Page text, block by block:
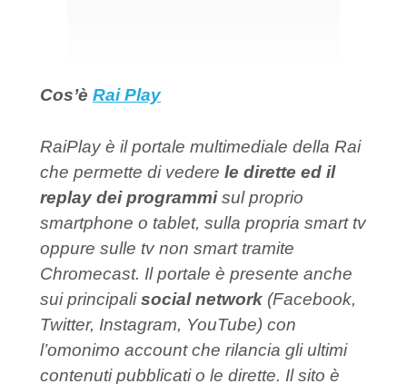
Cos’è Rai Play
RaiPlay è il portale multimediale della Rai
che permette di vedere le dirette ed il
replay dei programmisul proprio
smartphone o tablet, sulla propria smart tv
oppure sulle tv non smart tramite
Chromecast. Il portale è presente anche
sui principalisocial network (Facebook,
Twitter, Instagram, YouTube) con
l’omonimo account che rilancia gli ultimi
contenuti pubblicati o le dirette. Il sito è